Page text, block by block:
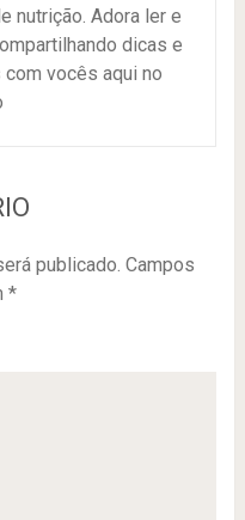
nutrição. Adora ler e
dicas e
vocês aqui no
publicado. Campos
*